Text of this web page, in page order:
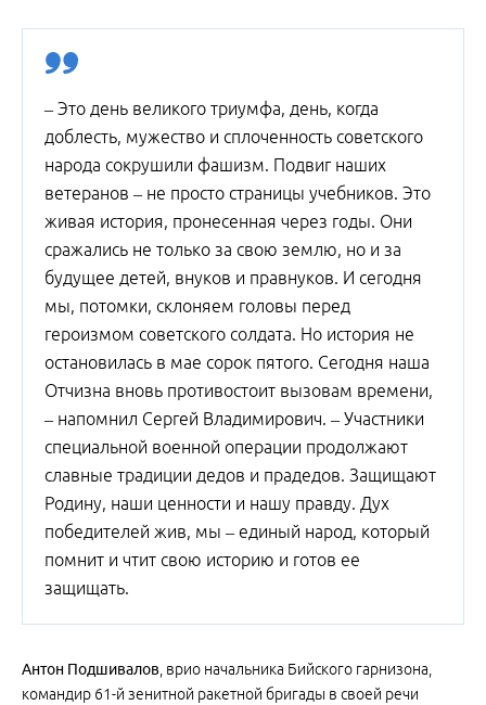
– Это день великого триумфа, день, когда
доблесть, мужество и сплоченность советского
народа сокрушили фашизм. Подвиг наших
ветеранов – не просто страницы учебников. Это
живая история, пронесенная через годы. Они
сражались не только за свою землю, но и за
будущее детей, внуков и правнуков. И сегодня
мы, потомки, склоняем головы перед
героизмом советского солдата. Но история не
остановилась в мае сорок пятого. Сегодня наша
Отчизна вновь противостоит вызовам времени,
– напомнил Сергей Владимирович. – Участники
специальной военной операции продолжают
славные традиции дедов и прадедов. Защищают
Родину, наши ценности и нашу правду. Дух
победителей жив, мы – единый народ, который
помнит и чтит свою историю и готов ее
защищать.
Антон Подшивалов, врио начальника Бийского гарнизона,
командир 61-й зенитной ракетной бригады в своей речи